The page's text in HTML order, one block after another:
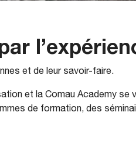
et de leur savoir-faire.
et la Comau Academy
de formation, des